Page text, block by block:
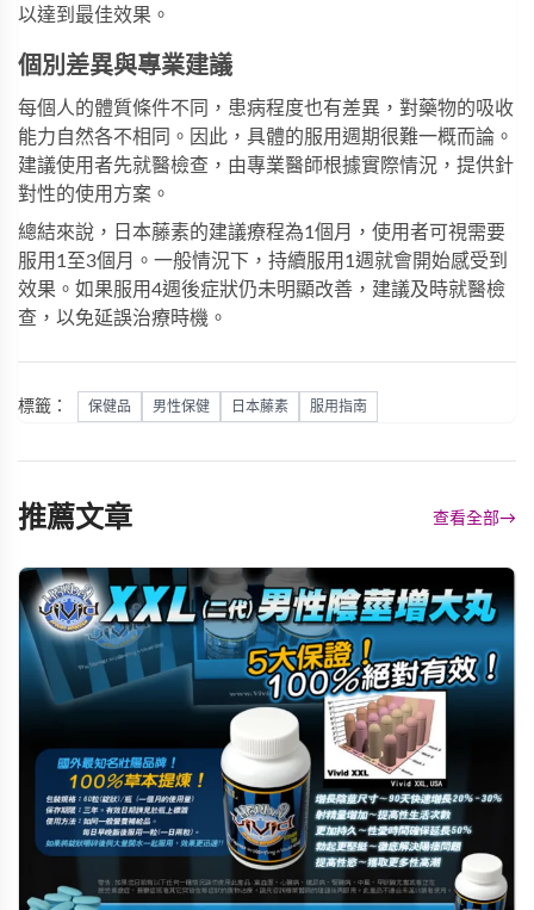
以達到最佳效果。
個別差異與專業建議
每個人的體質條件不同，患病程度也有差異，對藥物的吸收
能力自然各不相同。因此，具體的服用週期很難一概而論。
建議使用者先就醫檢查，由專業醫師根據實際情況，提供針
對性的使用方案。
總結來說，日本藤素的建議療程為1個月，使用者可視需要
服用1至3個月。一般情況下，持續服用1週就會開始感受到
效果。如果服用4週後症狀仍未明顯改善，建議及時就醫檢
查，以免延誤治療時機。
標籤： 保健品 男性保健 日本藤素 服用指南
推薦文章 查看全部→